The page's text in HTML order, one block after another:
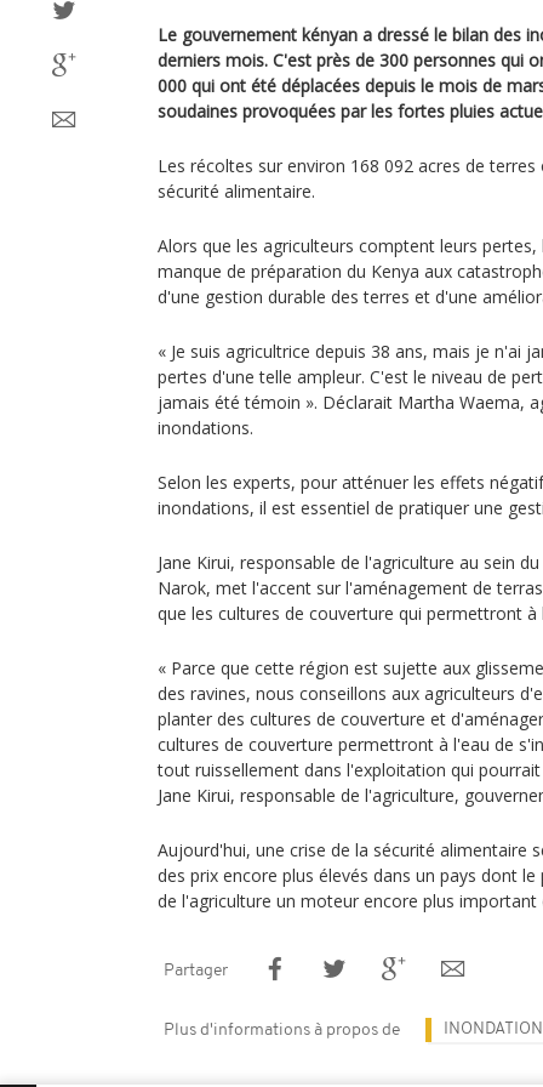
Le gouvernement kényan a dressé le bilan des
derniers mois. C'est près de 300 personnes qui
000 qui ont été déplacées depuis le mois de
soudaines provoquées par les fortes pluies
Les récoltes sur environ 168 092 acres de
sécurité alimentaire.
Alors que les agriculteurs comptent leurs pertes,
manque de préparation du Kenya aux
d'une gestion durable des terres et d'une
« Je suis agricultrice depuis 38 ans, mais je n'ai
pertes d'une telle ampleur. C'est le niveau de
jamais été témoin ». Déclarait Martha Waema,
inondations.
Selon les experts, pour atténuer les effets
inondations, il est essentiel de pratiquer une
Jane Kirui, responsable de l'agriculture au sein
Narok, met l'accent sur l'aménagement de
que les cultures de couverture qui permettront à
« Parce que cette région est sujette aux
des ravines, nous conseillons aux agriculteurs
planter des cultures de couverture et
cultures de couverture permettront à l'eau de
tout ruissellement dans l'exploitation qui
Jane Kirui, responsable de l'agriculture,
Aujourd'hui, une crise de la sécurité alimentaire
des prix encore plus élevés dans un pays dont
de l'agriculture un moteur encore plus important
Partager
Plus d'informations à propos de